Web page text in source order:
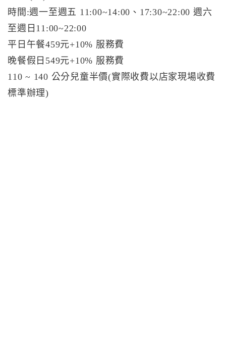
時間:週一至週五 11:00~14:00、17:30~22:00 週六
至週日11:00~22:00
平日午餐459元+10% 服務費
晚餐假日549元+10% 服務費
110 ~ 140 公分兒童半價(實際收費以店家現場收費
標準辦理)